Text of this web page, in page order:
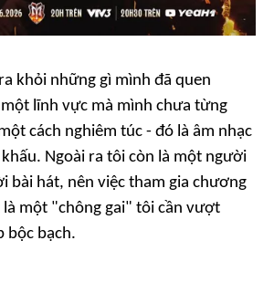
khỏi những gì mình đã quen
lĩnh vực mà mình chưa từng
cách nghiêm túc - đó là âm nhạc
Ngoài ra tôi còn là một người
bài hát, nên việc tham gia chương
một "chông gai" tôi cần vượt
bộc bạch.